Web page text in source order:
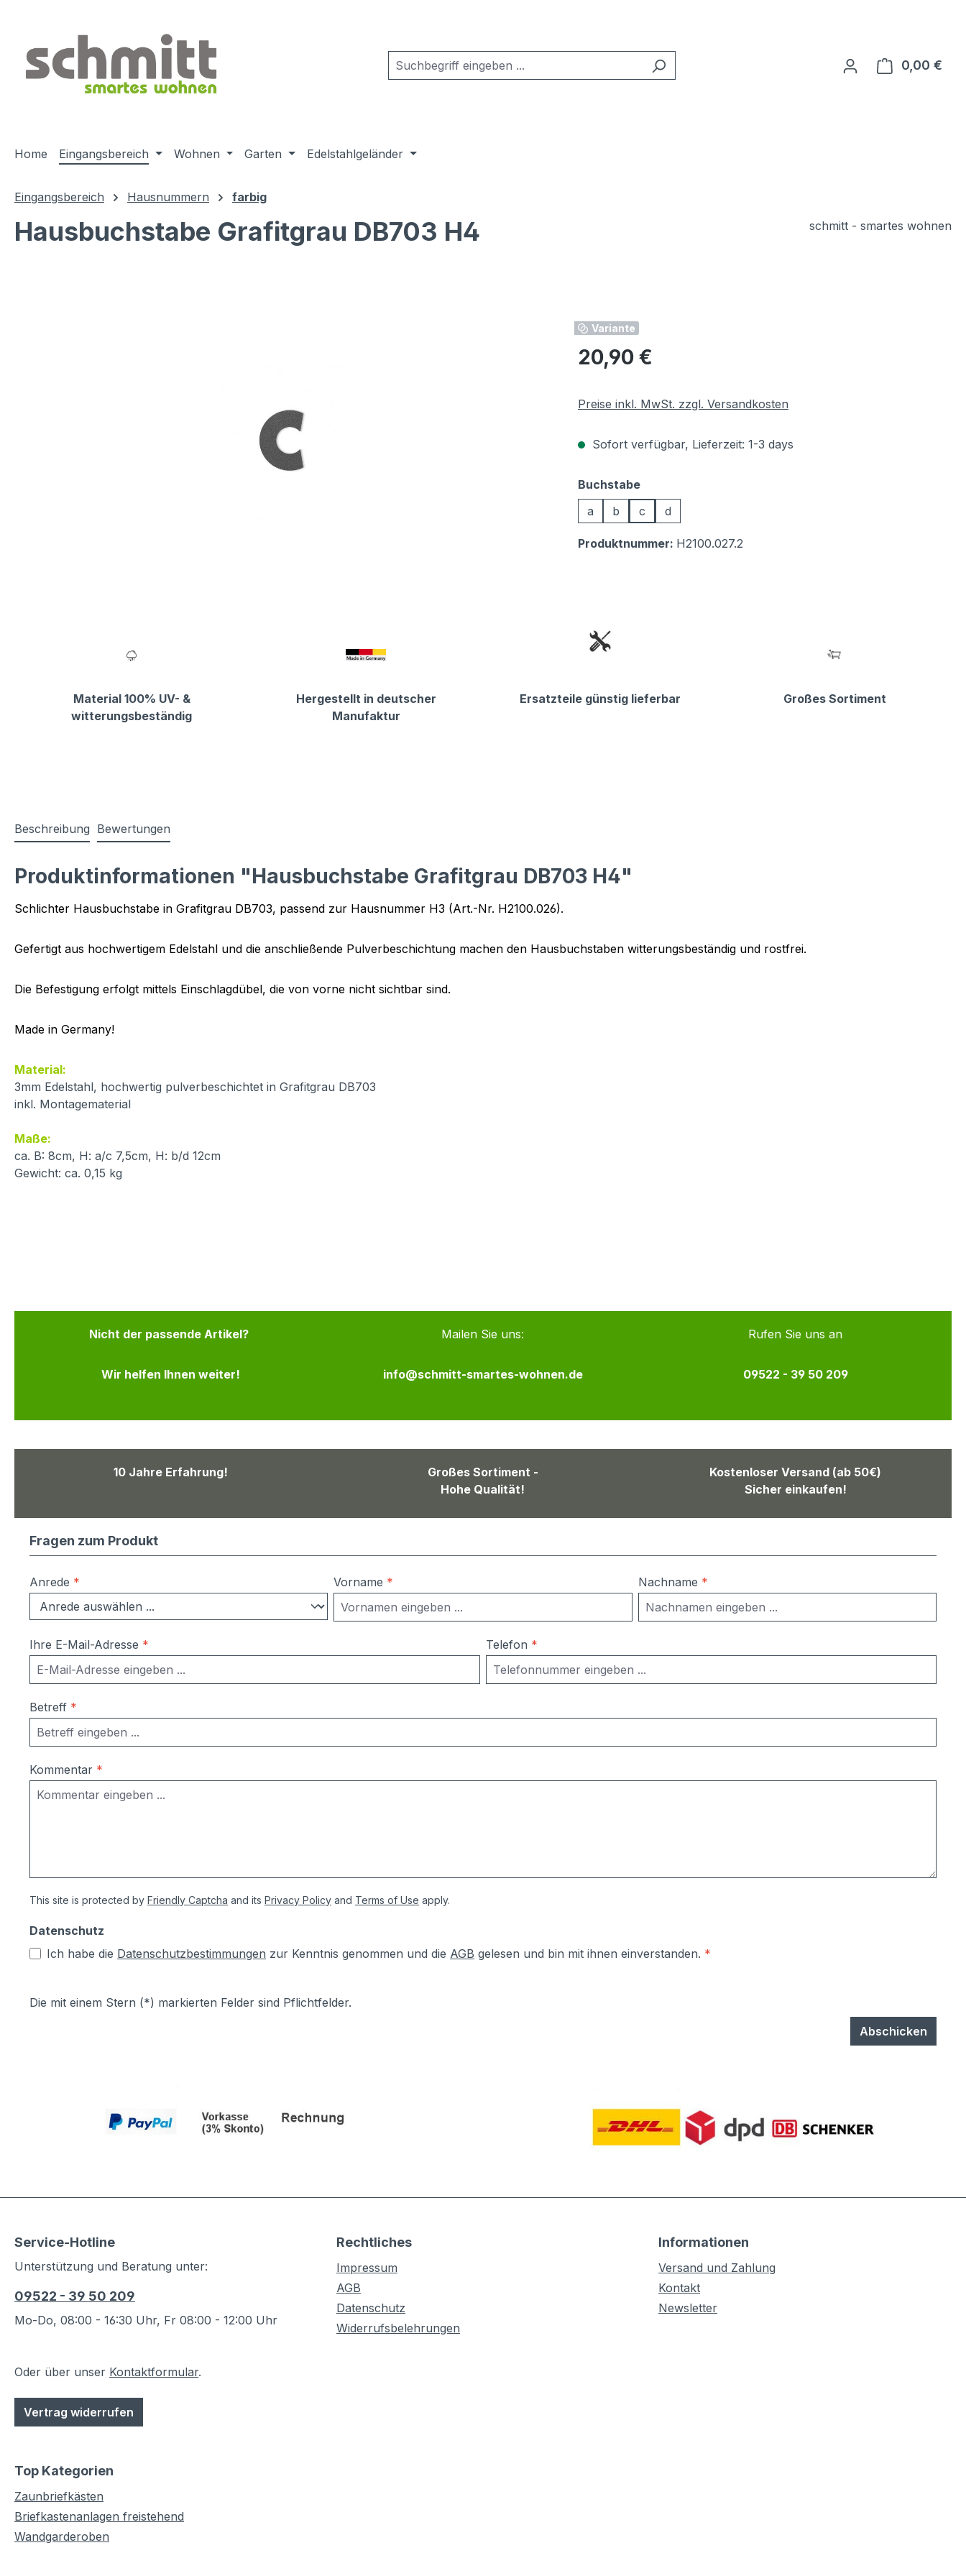
0,00 €
Home Eingangsbereich Wohnen Garten Edelstahlgeländer
Eingangsbereich Hausnummern farbig
Hausbuchstabe Grafitgrau DB703 H4 schmitt - smartes wohnen
Variante
Regulärer Preis:
20,90 €
Preise inkl. MwSt. zzgl. Versandkosten
Sofort verfügbar, Lieferzeit: 1-3 days
Buchstabeauswählen
a
b c d
Produktnummer: H2100.027.2
Material 100% UV- &
witterungsbeständig
Hergestellt in deutscher
Manufaktur
Ersatzteile günstig lieferbar Großes Sortiment
Beschreibung Bewertungen
Produktinformationen "Hausbuchstabe Grafitgrau DB703 H4"
Schlichter Hausbuchstabe in Grafitgrau DB703, passend zur Hausnummer H3 (Art.-Nr. H2100.026).
Gefertigt aus hochwertigem Edelstahl und die anschließende Pulverbeschichtung machen den Hausbuchstaben witterungsbeständig und rostfrei.
Die Befestigung erfolgt mittels Einschlagdübel, die von vorne nicht sichtbar sind.
Made in Germany!
Material:
3mm Edelstahl, hochwertig pulverbeschichtet in Grafitgrau DB703
inkl. Montagematerial
Maße:
ca. B: 8cm, H: a/c 7,5cm, H: b/d 12cm
Gewicht: ca. 0,15 kg
Nicht der passende Artikel?
Wir helfen Ihnen weiter!
Mailen Sie uns:
info@schmitt-smartes-wohnen.de
Rufen Sie uns an
09522 - 39 50 209
10 Jahre Erfahrung!
Großes Sortiment -
Hohe Qualität!
Kostenloser Versand (ab 50€)
Sicher einkaufen!
Fragen zum Produkt
Anrede * Vorname * Nachname *
Ihre E-Mail-Adresse * Telefon *
Betreff *
Kommentar *
This site is protected by Friendly Captcha and its Privacy Policy and Terms of Use apply.
Datenschutz
Ich habe die Datenschutzbestimmungen zur Kenntnis genommen und die AGB gelesen und bin mit ihnen einverstanden. *
Die mit einem Stern (*) markierten Felder sind Pflichtfelder.
Abschicken
Service-Hotline
Unterstützung und Beratung unter:
09522 - 39 50 209
Mo-Do, 08:00 - 16:30 Uhr, Fr 08:00 - 12:00 Uhr
Oder über unser Kontaktformular.
Vertrag widerrufen
Rechtliches
Impressum
AGB
Datenschutz
Widerrufsbelehrungen
Informationen
Versand und Zahlung
Kontakt
Newsletter
Top Kategorien
Zaunbriefkästen
Briefkastenanlagen freistehend
Wandgarderoben